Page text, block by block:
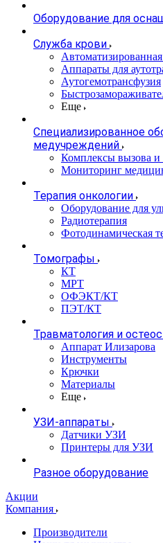
Оборудование для
Служба крови
Аппараты для
Аутогемотрансфузия
Еще
Специализированное
медучреждений
Комплексы вызова и
Мониторинг
Терапия онкологии
Оборудование для
Радиотерапия
Фотодинамическая
Томографы
КТ
МРТ
ОФЭКТ/КТ
ПЭТ/КТ
Травматология и
Аппарат Илизарова
Инструменты
Крючки
Материалы
Еще
УЗИ-аппараты
Датчики УЗИ
Принтеры для УЗИ
Разное оборудование
Акции
Компания
Производители